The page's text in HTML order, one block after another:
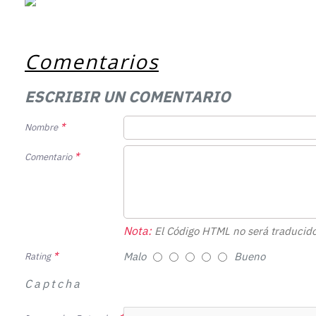
Comentarios
ESCRIBIR UN COMENTARIO
Nombre
Comentario
Nota:El Código HTML no será
Rating Malo Bueno
Captcha